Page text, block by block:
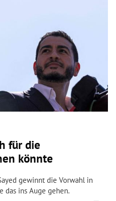
für die
könnte
gewinnt die Vorwahl in
das ins Auge gehen.